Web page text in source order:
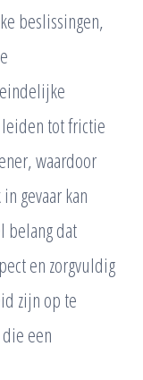
beslissingen,
tot frictie
waardoor
gevaar kan
belang dat
en zorgvuldig
zijn op te
een